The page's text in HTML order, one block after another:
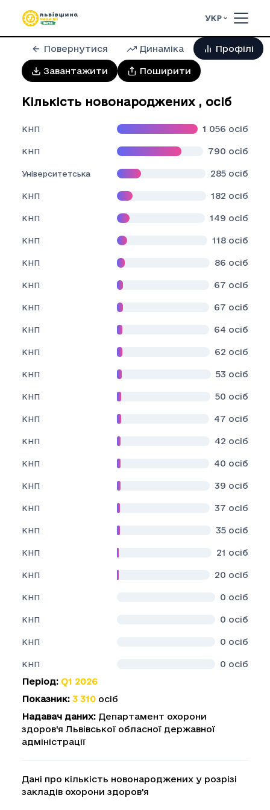
УКР
Повернутися Динаміка Профілі
Завантажити Поширити
Кількість новонароджених , осіб
КНП 1 056 осіб
КНП 790 осіб
Університетська 285 осіб
КНП 182 осіб
КНП 149 осіб
КНП 118 осіб
КНП 86 осіб
КНП 67 осіб
КНП 67 осіб
КНП 64 осіб
КНП 62 осіб
КНП 53 осіб
КНП 50 осіб
КНП 47 осіб
КНП 42 осіб
КНП 40 осіб
КНП 39 осіб
КНП 37 осіб
КНП 35 осіб
КНП 21 осіб
КНП 20 осіб
КНП 0 осіб
КНП 0 осіб
КНП 0 осіб
КНП 0 осіб
Період: Q1 2026
Показник: 3 310 осіб
Надавач даних: Департамент охорони
здоров'я Львівської обласної державної
адміністрації
Дані про кількість новонароджених у розрізі
закладів охорони здоров'я